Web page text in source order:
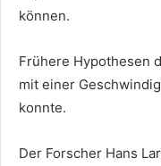
können.
Frühere Hypothesen
mit einer
konnte.
Der Forscher Hans